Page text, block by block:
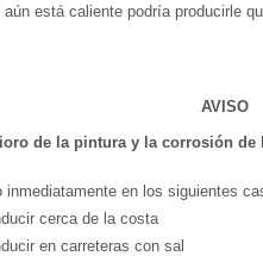
está caliente podría producirle
AVISO
de la pintura y la corrosión
inmediatamente en los siguientes
cerca de la costa
en carreteras con sal